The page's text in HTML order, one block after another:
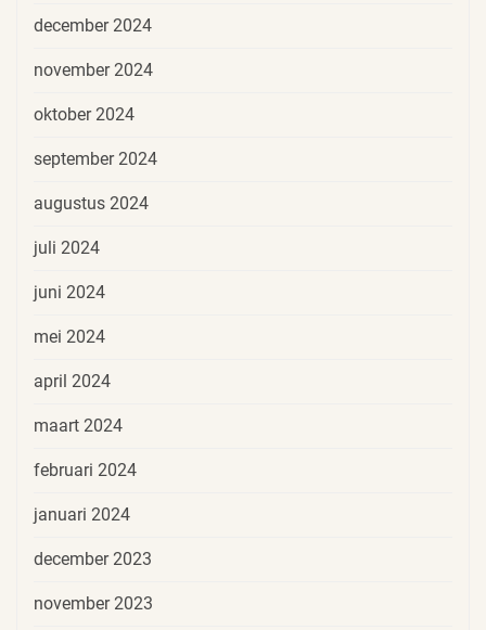
december 2024
november 2024
oktober 2024
september 2024
augustus 2024
juli 2024
juni 2024
mei 2024
april 2024
maart 2024
februari 2024
januari 2024
december 2023
november 2023